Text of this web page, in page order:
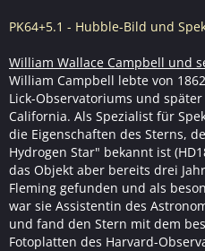
PK64+5.1 - Hubble-Bild und
William Wallace Campbell und
William Campbell lebte von
Lick-Observatoriums und
California. Als Spezialist für
die Eigenschaften des Sterns,
Hydrogen Star" bekannt ist
das Objekt aber bereits drei
Fleming gefunden und als
war sie Assistentin des
und fand den Stern mit dem
Fotoplatten des Harvard-